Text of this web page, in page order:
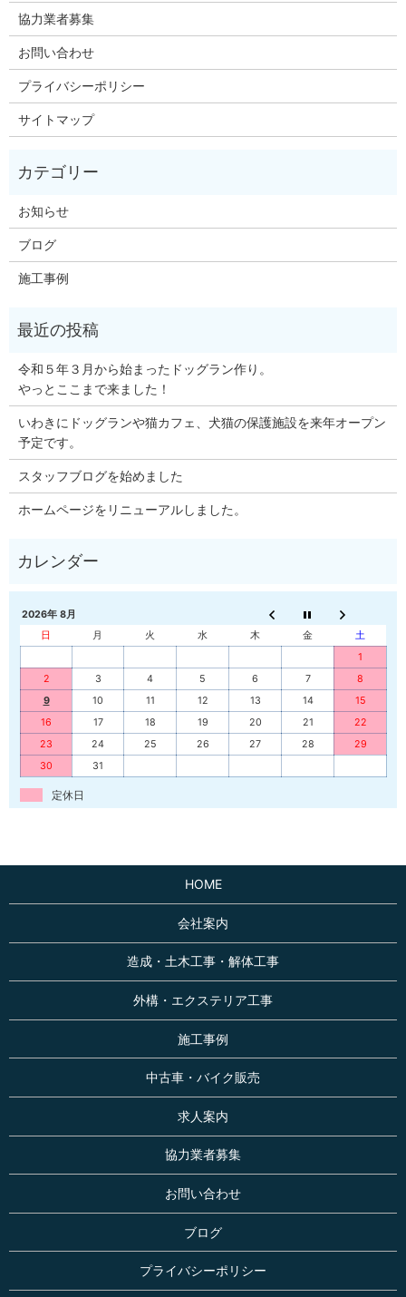
協力業者募集
お問い合わせ
プライバシーポリシー
サイトマップ
お知らせ
ブログ
施工事例
令和５年３月から始まったドッグラン作り。
やっとここまで来ました！
いわきにドッグランや猫カフェ、犬猫の保護施設を来年オープン
予定です。
スタッフブログを始めました
ホームページをリニューアルしました。
2026年 8月
日
月 火 水 木 金
土
1
2
3 4 5 6 7
8
9
10 11 12 13 14
15
16
17 18 19 20 21
22
23
24 25 26 27 28
29
30
31
定休日
HOME
会社案内
造成・土木工事・解体工事
外構・エクステリア工事
施工事例
中古車・バイク販売
求人案内
協力業者募集
お問い合わせ
ブログ
プライバシーポリシー